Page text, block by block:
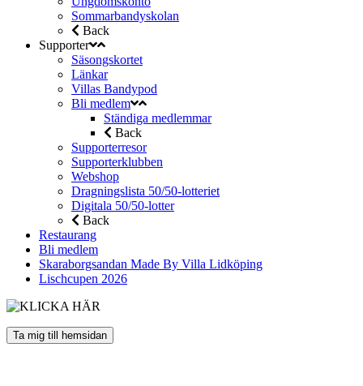
Sommarbandyskolan
Back
Supporter
Säsongskortet
Länkar
Villas Bandypod
Bli medlem
Ständiga medlemmar
Back
Supporterresor
Supporterklubben
Webshop
Dragningslista 50/50-lotteriet
Digitala 50/50-lotter
Back
Restaurang
Bli medlem
Skaraborgsandan Made By Villa Lidköping
Lischcupen 2026
Ta mig till hemsidan